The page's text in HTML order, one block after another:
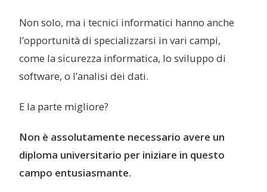
Non solo, ma i tecnici informatici hanno anche
l’opportunità di specializzarsi in vari campi,
come la sicurezza informatica, lo sviluppo di
software, o l’analisi dei dati.
E la parte migliore?
Non è assolutamente necessario avere un
diploma universitario per iniziare in questo
campo entusiasmante.